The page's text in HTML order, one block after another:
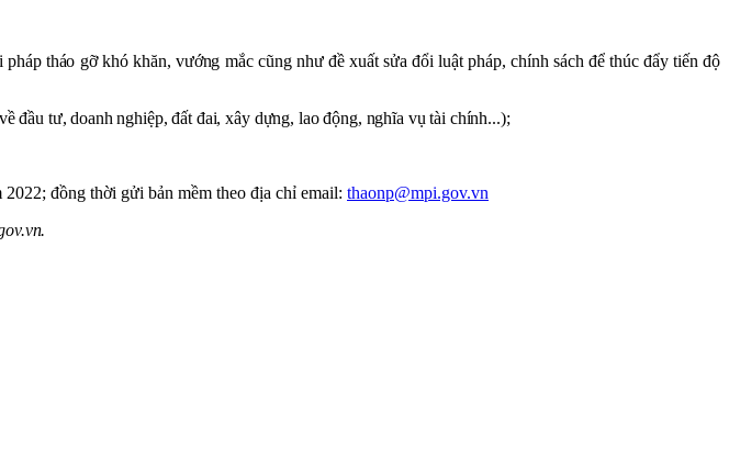
tháo gỡ khó khăn, vướng mắc cũng như đề xuất sửa đổi luật pháp, chính sách để thúc đẩy tiến độ
đầu tư, doanh nghiệp, đất đai, xây dựng, lao động, nghĩa vụ tài chính...);
đồng thời gửi bản mềm theo địa chỉ email: thaonp@mpi.gov.vn